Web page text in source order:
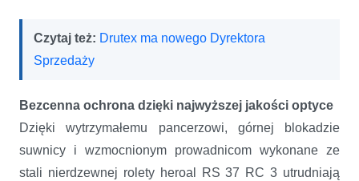
Czytaj też: Drutex ma nowego Dyrektora
Sprzedaży
Bezcenna ochrona dzięki najwyższej jakości optyce
Dzięki wytrzymałemu pancerzowi, górnej blokadzie
suwnicy i wzmocnionym prowadnicom wykonane ze
stali nierdzewnej rolety heroal RS 37 RC 3 utrudniają